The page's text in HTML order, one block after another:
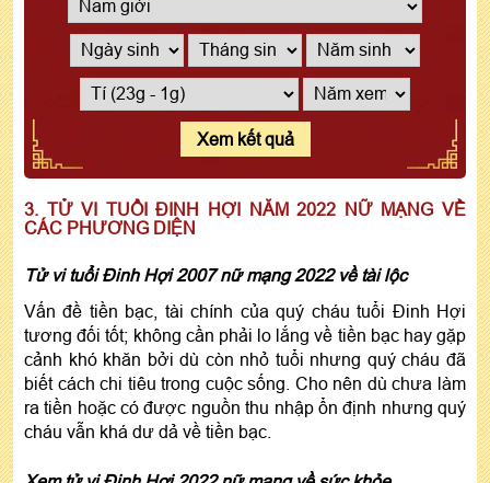
Xem kết quả
3. TỬ VI TUỔI ĐINH HỢI NĂM 2022 NỮ MẠNG VỀ
CÁC PHƯƠNG DIỆN
Tử vi tuổi Đinh Hợi 2007 nữ mạng 2022 về tài lộc
Vấn đề tiền bạc, tài chính của quý cháu tuổi Đinh Hợi
tương đối tốt; không cần phải lo lắng về tiền bạc hay gặp
cảnh khó khăn bởi dù còn nhỏ tuổi nhưng quý cháu đã
biết cách chi tiêu trong cuộc sống. Cho nên dù chưa làm
ra tiền hoặc có được nguồn thu nhập ổn định nhưng quý
cháu vẫn khá dư dả về tiền bạc.